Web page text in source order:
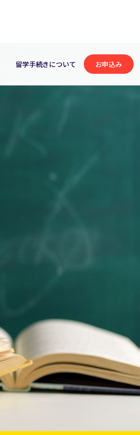
留学手続きについて お申込み